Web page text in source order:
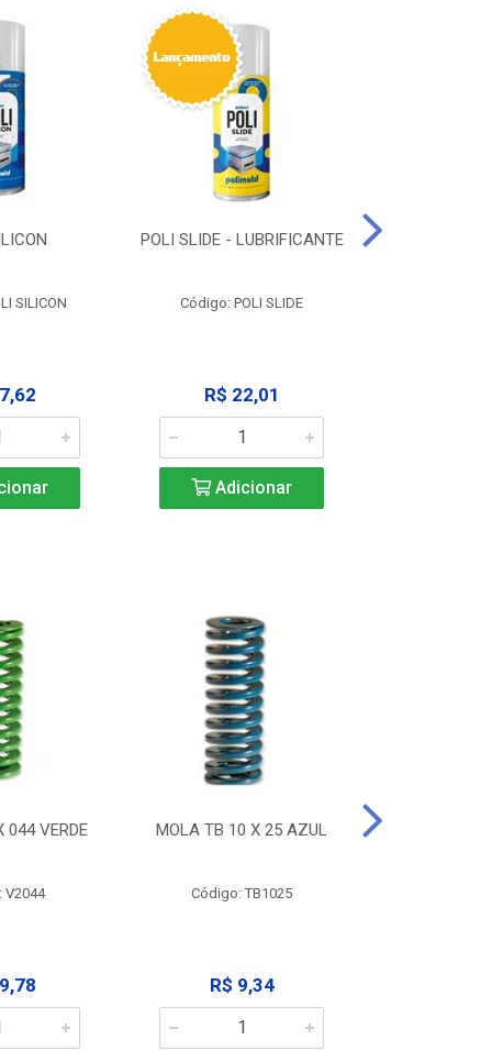
SILICON
POLI SLIDE - LUBRIFICANTE
Código: POLI SLIDE
R$ 22,01
Adicionar
044 VERDE
V2044
MOLA TB 10 X 25 AZUL
Código: TB1025
R$ 9,34